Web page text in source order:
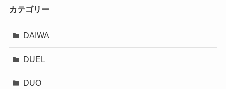
カテゴリー
DAIWA
DUEL
DUO